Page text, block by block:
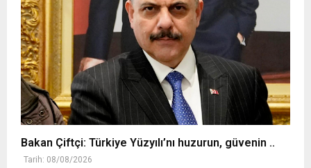
Bakan Çiftçi: Türkiye Yüzyılı’nı huzurun, güvenin ..
Tarih: 08/08/2026